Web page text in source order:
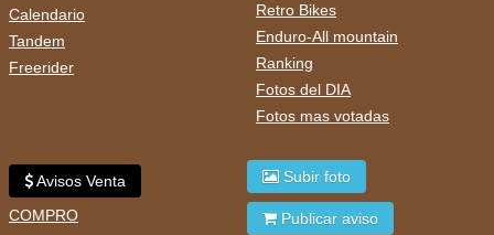
Calendario
Tandem
Freerider
Retro Bikes
Enduro-All mountain
Ranking
Fotos del DIA
Fotos mas votadas
Avisos Venta
COMPRO
Subir foto
Publicar aviso